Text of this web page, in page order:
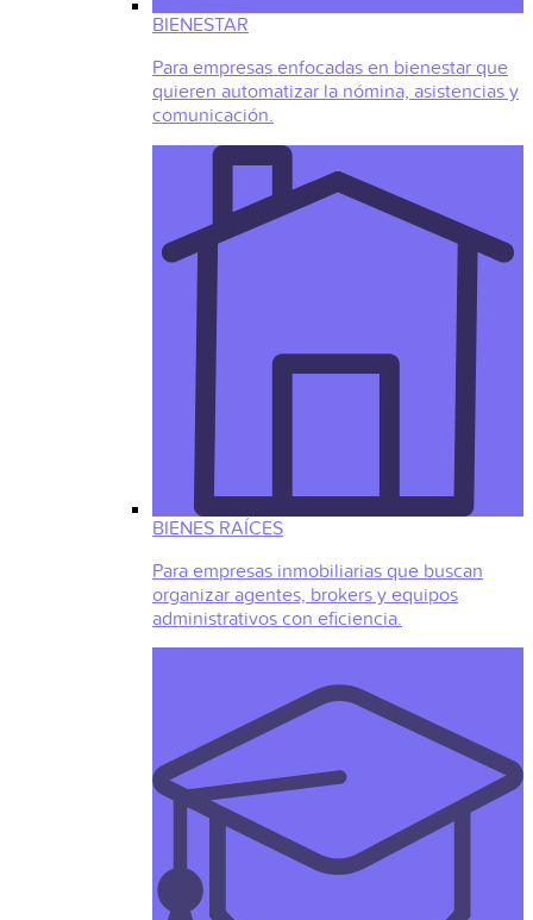
BIENESTAR
Para empresas enfocadas en bienestar que
quieren automatizar la nómina, asistencias y
comunicación.
BIENES RAÍCES
Para empresas inmobiliarias que buscan
organizar agentes, brokers y equipos
administrativos con eficiencia.